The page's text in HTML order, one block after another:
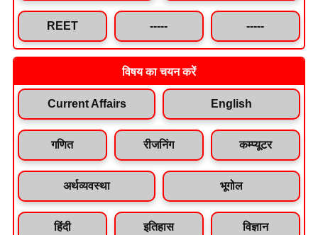
REET ----- -----
विषय का चयन करें
Current Affairs English
गणित रीजनिंग कम्प्यूटर
अर्थव्यवस्था भूगोल
हिंदी इतिहास विज्ञान